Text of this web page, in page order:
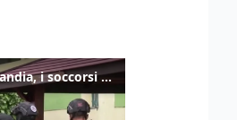
Sparatoria in una scuola in Thailandia, i soccorsi sul posto